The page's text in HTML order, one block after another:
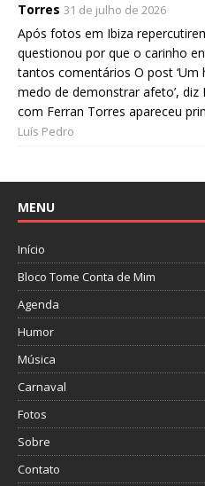
Torres 31 de julho de 2026
Após fotos em Ibiza
questionou por que o carinho
tantos comentários O post
medo de demonstrar afeto’,
com Ferran Torres apareceu
Luís Pedro
MENU
Início
Bloco Tome Conta de Mim
Agenda
Humor
Música
Carnaval
Fotos
Sobre
Contato